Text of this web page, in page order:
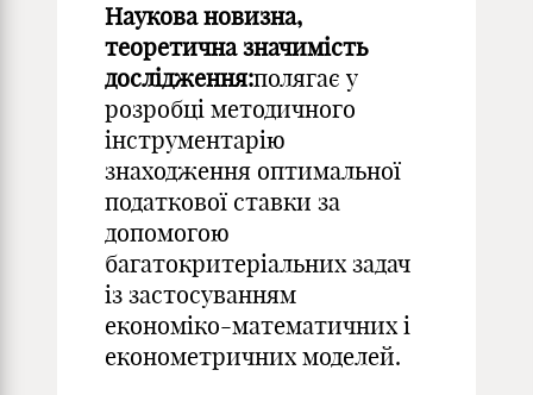
Наукова новизна,
теоретична значимість
дослідження:полягає у
розробці методичного
інструментарію
знаходження оптимальної
податкової ставки за
допомогою
багатокритеріальних задач
із застосуванням
економіко-математичних і
економетричних моделей.